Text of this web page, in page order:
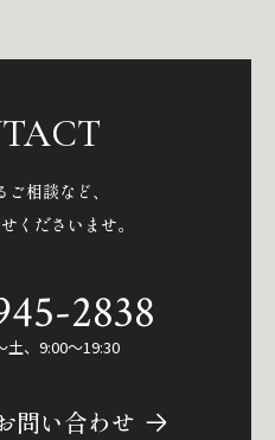
相談など、
くださいませ。
2838
土、9:00～19:30
問い合わせ